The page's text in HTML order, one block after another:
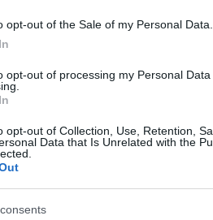
opt-out of the Sale of my Personal Data.
opt-out of processing my Personal
opt-out of Collection, Use, Retention,
Data that Is Unrelated with the
e opportunità
calendario di incontri,
alle esperienze e alle
intitolata“Diventare
dai team di BVA Doxa e